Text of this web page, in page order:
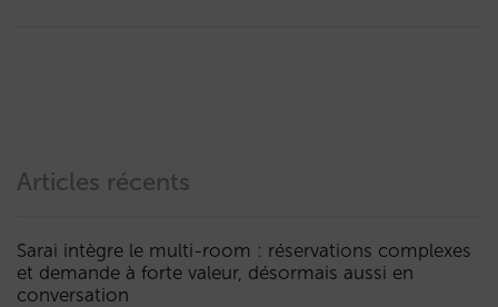
Articles récents
Sarai intègre le multi-room : réservations complexes
et demande à forte valeur, désormais aussi en
conversation